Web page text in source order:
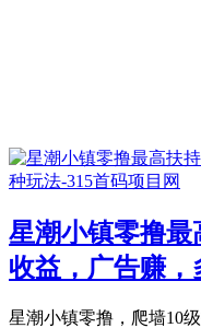
星潮小镇零撸
收益，广告赚，
星潮小镇零撸，爬墙10